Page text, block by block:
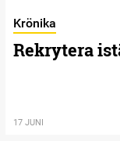
Krönika
Rekrytera
17 JUNI